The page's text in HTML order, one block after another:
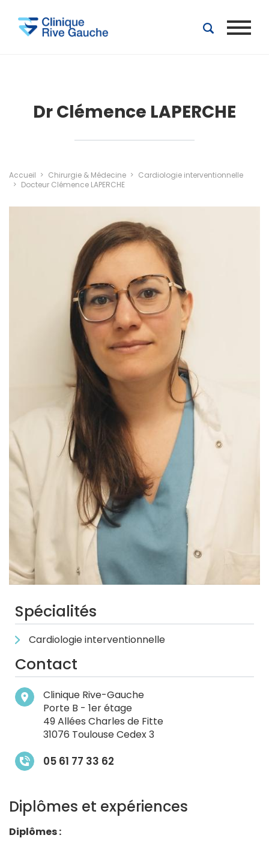
Dr Clémence LAPERCHE
Accueil Chirurgie & Médecine
Cardiologie interventionnelle
Docteur Clémence LAPERCHE
Spécialités
Cardiologie interventionnelle
Contact
Clinique Rive-Gauche
Porte B - 1er étage
49 Allées Charles de Fitte
31076 Toulouse Cedex 3
05 61 77 33 62
Diplômes et expériences
Diplômes :